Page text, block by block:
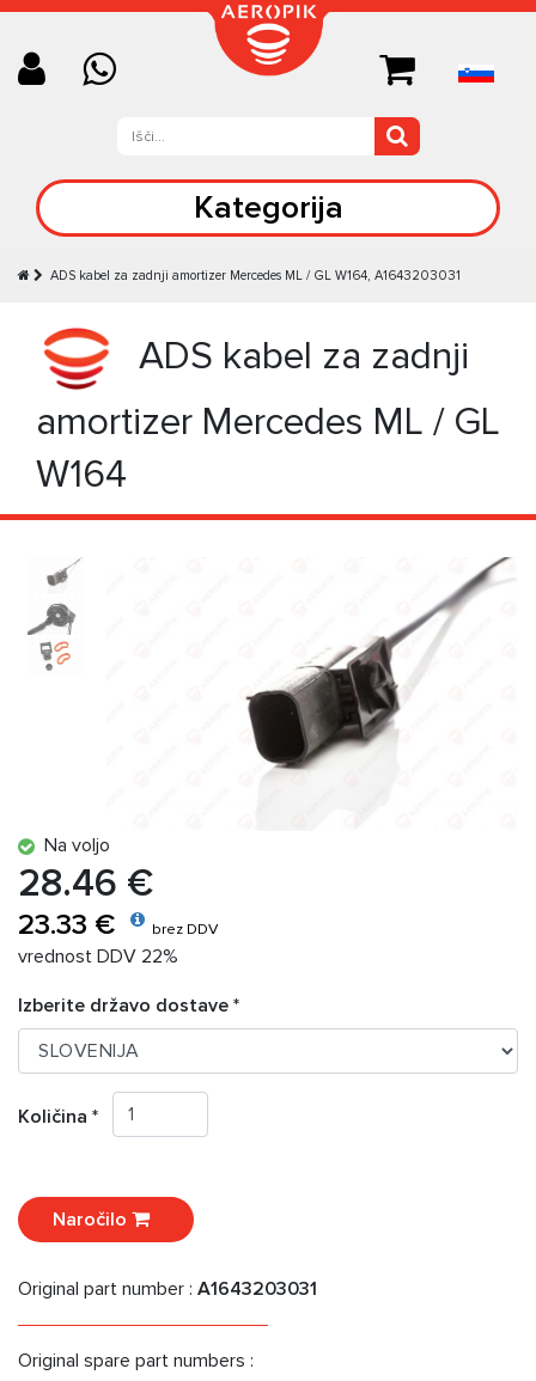
Kategorija
ADS kabel za zadnji amortizer Mercedes ML / GL W164, A1643203031
ADS kabel za zadnji
amortizer Mercedes ML / GL
W164
Na voljo
28.46 €
23.33 € brez DDV
vrednost DDV 22%
Izberite državo dostave *
Količina *
Naročilo
Original part number : A1643203031
Original spare part numbers :